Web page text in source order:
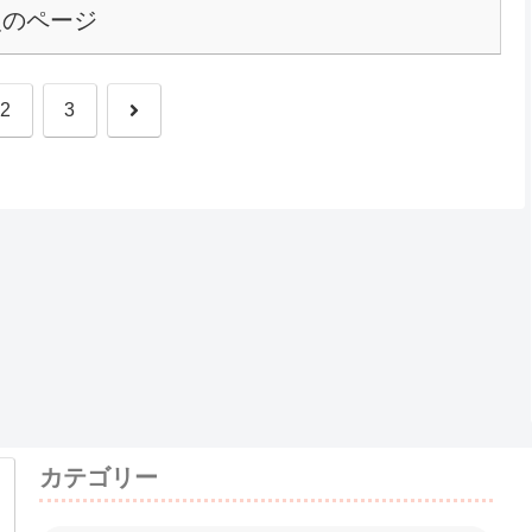
ページ
2 3 次
カテゴリー